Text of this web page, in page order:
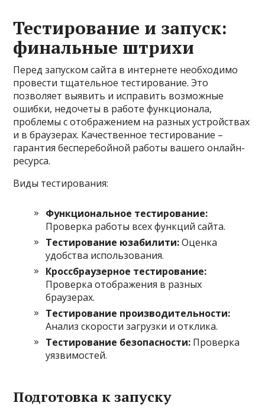
Тестирование и запуск:
финальные штрихи
Перед запуском сайта в интернете необходимо
провести тщательное тестирование. Это
позволяет выявить и исправить возможные
ошибки, недочеты в работе функционала,
проблемы с отображением на разных устройствах
и в браузерах. Качественное тестирование –
гарантия бесперебойной работы вашего онлайн-
ресурса.
Виды тестирования:
Функциональное тестирование:
Проверка работы всех функций сайта.
Тестирование юзабилити:Оценка
удобства использования.
Кроссбраузерное тестирование:
Проверка отображения в разных
браузерах.
Тестирование производительности:
Анализ скорости загрузки и отклика.
Тестирование безопасности: Проверка
уязвимостей.
Подготовка к запуску